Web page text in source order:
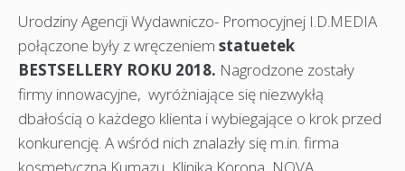
Urodziny Agencji Wydawniczo- Promocyjnej I.D.MEDIA
połączone były z wręczeniem statuetek
BESTSELLERY ROKU 2018. Nagrodzone zostały
firmy innowacyjne, wyróżniające się niezwykłą
dbałością o każdego klienta i wybiegające o krok przed
konkurencję. A wśród nich znalazły się m.in. firma